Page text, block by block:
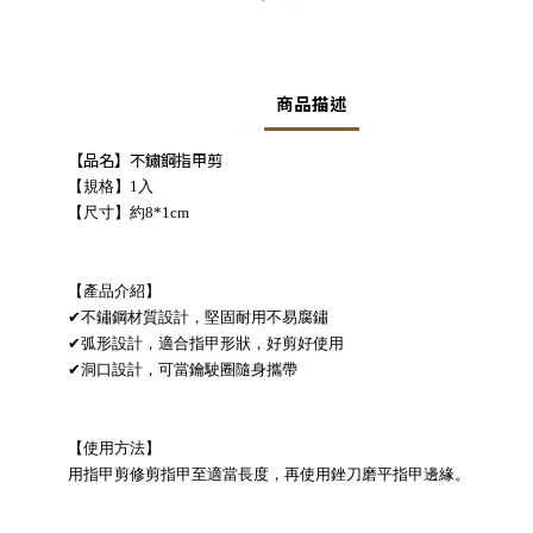
商品描述
【品名】不鏽鋼指甲剪
【規格】1入
【尺寸】約8*1cm
【產品介紹】
✔不鏽鋼材質設計，堅固耐用不易腐鏽
✔弧形設計，適合指甲形狀，好剪好使用
✔洞口設計，可當鑰駛圈隨身攜帶
【使用方法】
用指甲剪修剪指甲至適當長度，再使用銼刀磨平指甲邊緣。